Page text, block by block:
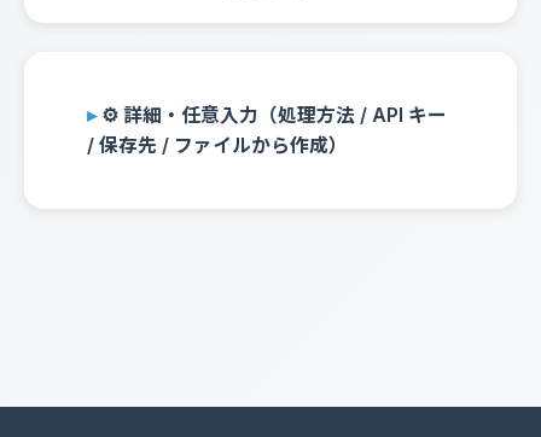
⚙️ 詳細・任意入力（処理方法 / API キー
/ 保存先 / ファイルから作成）